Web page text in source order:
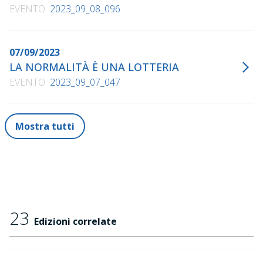
EVENTO 2023_09_08_096
07/09/2023
LA NORMALITÀ È UNA LOTTERIA
EVENTO 2023_09_07_047
Mostra tutti
23 Edizioni correlate